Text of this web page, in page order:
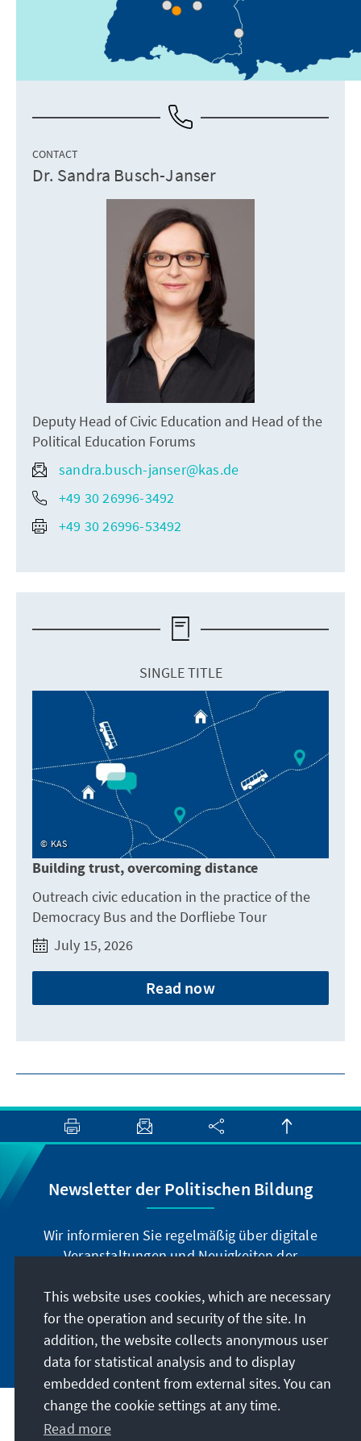
CONTACT
Dr. Sandra Busch-Janser
Deputy Head of Civic Education and Head of the
Political Education Forums
sandra.busch-janser@kas.de
+49 30 26996-3492
+49 30 26996-53492
SINGLE TITLE
KAS
Building trust, overcoming distance
Outreach civic education in the practice of the
Democracy Bus and the Dorfliebe Tour
July 15, 2026
Read now
Newsletter der Politischen Bildung
Wir informieren Sie regelmäßig über digitale
Veranstaltungen und Neuigkeiten der
Newsletter.
Jetzt abonnieren
This website uses cookies, which are necessary
for the operation and security of the site. In
addition, the website collects anonymous user
data for statistical analysis and to display
embedded content from external sites. You can
change the cookie settings at any time.
Read more